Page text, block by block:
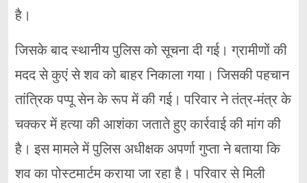
है।
जिसके बाद स्थानीय पुलिस को सूचना दी गई। ग्रामीणों की
मदद से कुएं से शव को बाहर निकाला गया। जिसकी पहचान
तांत्रिक पप्पू सेन के रूप में की गई। परिवार ने तंत्र-मंत्र के
चक्कर में हत्या की आशंका जताते हुए कार्रवाई की मांग की
है। इस मामले में पुलिस अधीक्षक अपर्णा गुप्ता ने बताया कि
शव का पोस्टमार्टम कराया जा रहा है। परिवार से मिली